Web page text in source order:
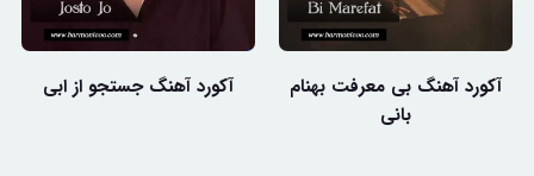
آکورد آهنگ بی معرفت بهنام
بانی
آکورد آهنگ جستجو از ابی